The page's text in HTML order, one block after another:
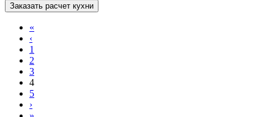
Заказать расчет кухни
«
‹
1
2
3
4
5
›